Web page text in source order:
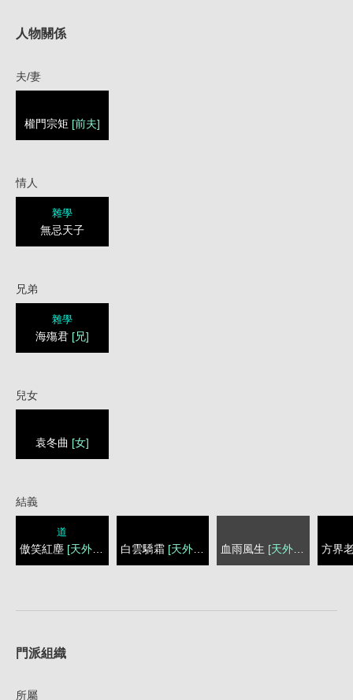
人物關係
夫/妻
權門宗矩 [前夫]
情人
雜學
無忌天子
兄弟
雜學
海殤君 [兄]
兒女
袁冬曲 [女]
結義
道
傲笑紅塵 [天外六絃] 白雲驕霜 [天外六絃] 血雨風生 [天外六絃] 方界
門派組織
所屬